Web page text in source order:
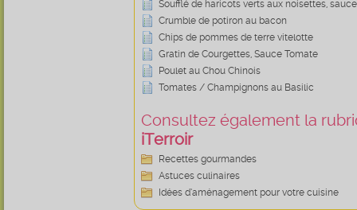
Soufflé de haricots verts aux noisettes,
Crumble de potiron au bacon
Chips de pommes de terre vitelotte
Gratin de Courgettes, Sauce Tomate
Poulet au Chou Chinois
Tomates / Champignons au Basilic
Consultez également la
iTerroir
Recettes gourmandes
Astuces culinaires
Idées d’aménagement pour votre cuisine